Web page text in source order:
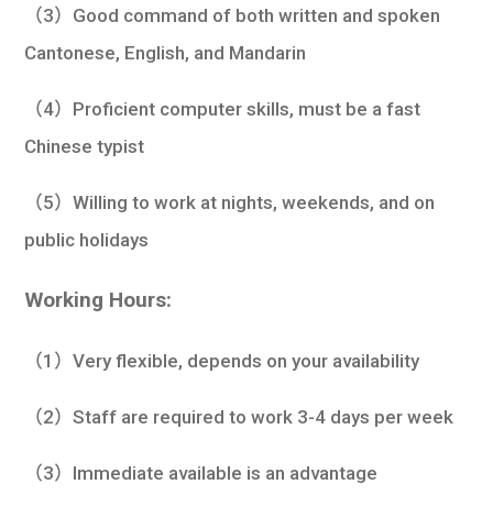
（3）Good command of both written and spoken
Cantonese, English, and Mandarin
（4）Proficient computer skills, must be a fast
Chinese typist
（5）Willing to work at nights, weekends, and on
public holidays
Working Hours:
（1）Very flexible, depends on your availability
（2）Staff are required to work 3-4 days per week
（3）Immediate available is an advantage